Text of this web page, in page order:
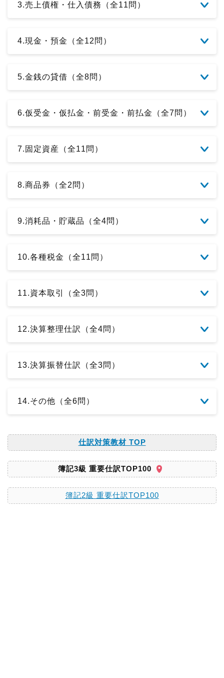
3.売上債権・仕入債務（全11問）
4.現金・預金（全12問）
5.金銭の貸借（全8問）
6.仮受金・仮払金・前受金・前払金（全7問）
7.固定資産（全11問）
8.商品券（全2問）
9.消耗品・貯蔵品（全4問）
10.各種税金（全11問）
11.資本取引（全3問）
12.決算整理仕訳（全4問）
13.決算振替仕訳（全3問）
14.その他（全6問）
仕訳対策教材 TOP
簿記3級 重要仕訳TOP100
簿記2級 重要仕訳TOP100